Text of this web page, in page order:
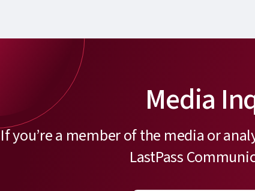
Media
If you’re a member of the media or
LastPass